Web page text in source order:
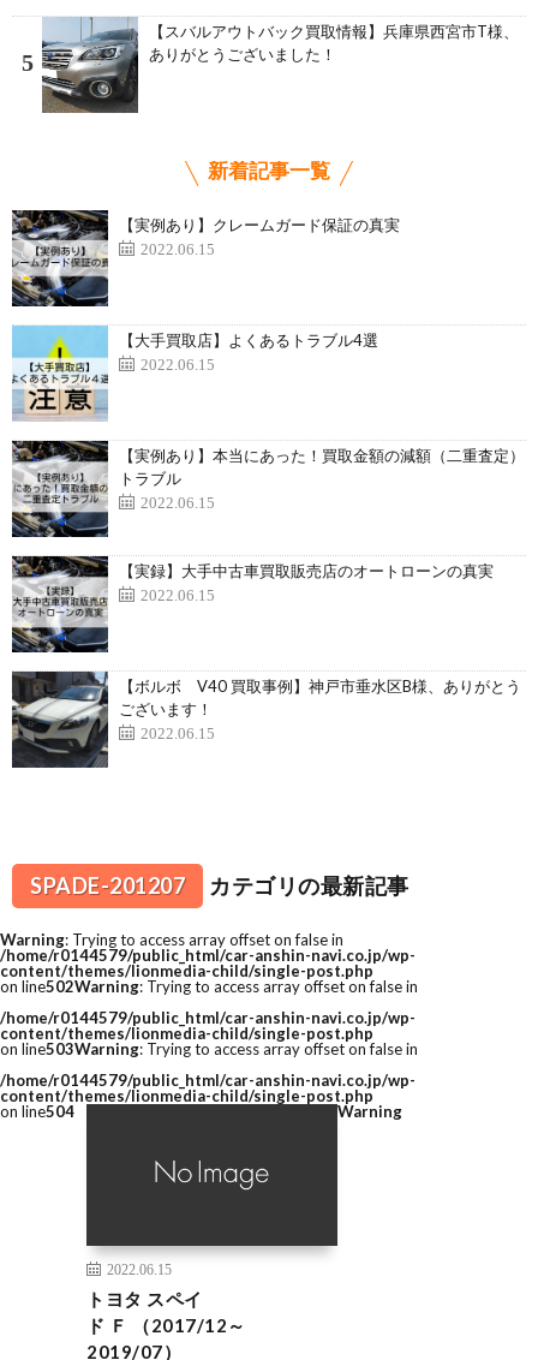
5
【スバルアウトバック買取情報】兵庫県西宮市T様、
ありがとうございました！
新着記事一覧
【実例あり】クレームガード保証の真実
2022.06.15
【大手買取店】よくあるトラブル4選
2022.06.15
【実例あり】本当にあった！買取金額の減額（二重査定）
トラブル
2022.06.15
【実録】大手中古車買取販売店のオートローンの真実
2022.06.15
【ボルボ V40 買取事例】神戸市垂水区B様、ありがとう
ございます！
2022.06.15
SPADE-201207 カテゴリの最新記事
Warning: Trying to access array offset on false in
/home/r0144579/public_html/car-anshin-navi.co.jp/wp-
content/themes/lionmedia-child/single-post.php
on line502Warning: Trying to access array offset on false in
/home/r0144579/public_html/car-anshin-navi.co.jp/wp-
content/themes/lionmedia-child/single-post.php
on line503Warning: Trying to access array offset on false in
/home/r0144579/public_html/car-anshin-navi.co.jp/wp-
content/themes/lionmedia-child/single-post.php
on line504
2022.06.15
トヨタ スペイ
ド Ｆ （2017/12～
2019/07）
Warning